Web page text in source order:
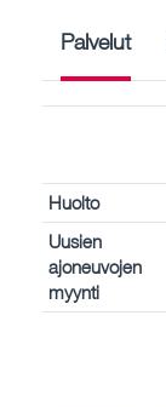
Palvelut
Huolto
Uusien
ajoneuvojen
myynti